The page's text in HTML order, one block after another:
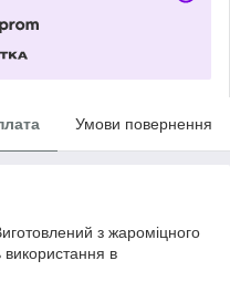
Умови повернення
з жароміцного
використання в